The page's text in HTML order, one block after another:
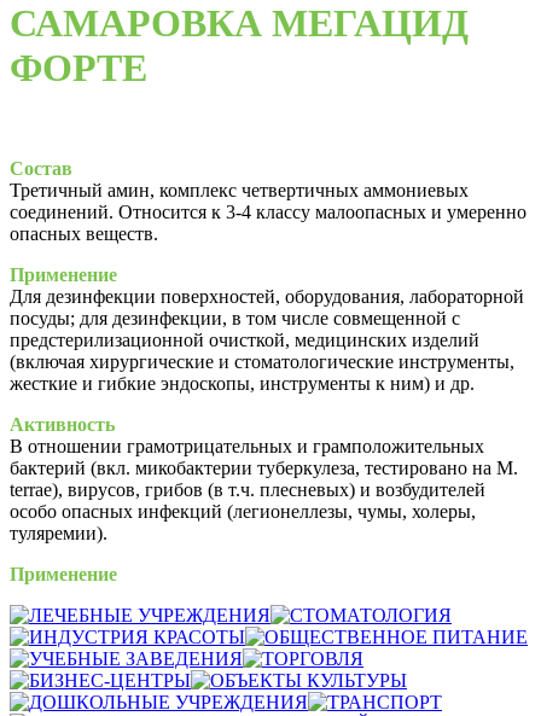
САМАРОВКА МЕГАЦИД
ФОРТЕ
Состав
Третичный амин, комплекс четвертичных аммониевых
соединений. Относится к 3-4 классу малоопасных и умеренно
опасных веществ.
Применение
Для дезинфекции поверхностей, оборудования, лабораторной
посуды; для дезинфекции, в том числе совмещенной с
предстерилизационной очисткой, медицинских изделий
(включая хирургические и стоматологические инструменты,
жесткие и гибкие эндоскопы, инструменты к ним) и др.
Активность
В отношении грамотрицательных и грамположительных
бактерий (вкл. микобактерии туберкулеза, тестировано на M.
terrae), вирусов, грибов (в т.ч. плесневых) и возбудителей
особо опасных инфекций (легионеллезы, чумы, холеры,
туляремии).
Применение